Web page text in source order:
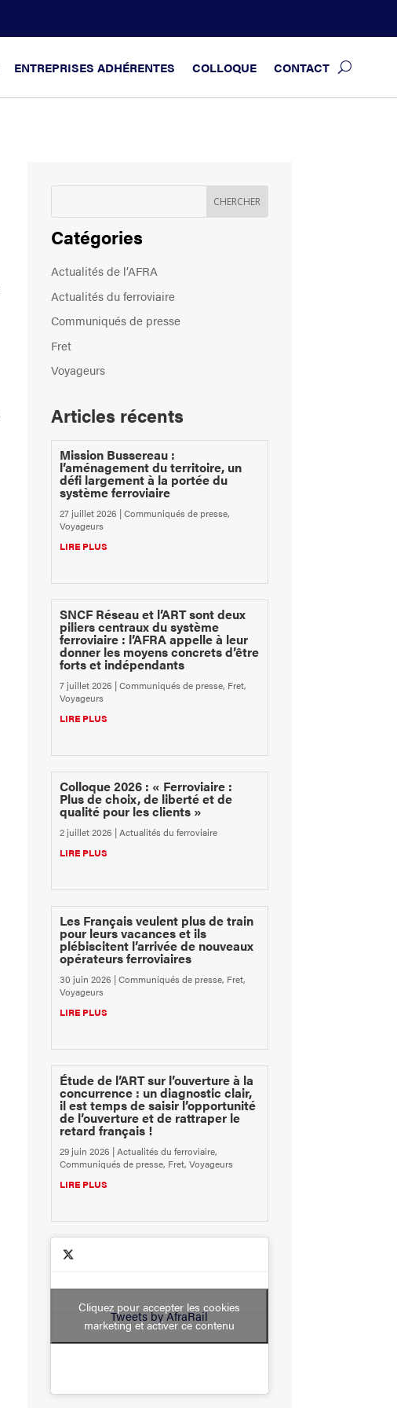
ENTREPRISES ADHÉRENTES COLLOQUE CONTACT
Catégories
Actualités de l’AFRA
Actualités du ferroviaire
Communiqués de presse
Fret
Voyageurs
Articles récents
Mission Bussereau :
l’aménagement du territoire, un
défi largement à la portée du
système ferroviaire
27 juillet 2026 |Communiqués de presse,
Voyageurs
LIRE PLUS
SNCF Réseau et l’ART sont deux
piliers centraux du système
ferroviaire : l’AFRA appelle à leur
donner les moyens concrets d’être
forts et indépendants
7 juillet 2026 |Communiqués de presse, Fret,
Voyageurs
LIRE PLUS
Colloque 2026 : « Ferroviaire :
Plus de choix, de liberté et de
qualité pour les clients »
2 juillet 2026 |Actualités du ferroviaire
LIRE PLUS
Les Français veulent plus de train
pour leurs vacances et ils
plébiscitent l’arrivée de nouveaux
opérateurs ferroviaires
30 juin 2026 |Communiqués de presse, Fret,
Voyageurs
LIRE PLUS
Étude de l’ART sur l’ouverture à la
concurrence : un diagnostic clair,
il est temps de saisir l’opportunité
de l’ouverture et de rattraper le
retard français !
29 juin 2026 |Actualités du ferroviaire,
Communiqués de presse, Fret, Voyageurs
LIRE PLUS
Tweets by AfraRail
Cliquez pour accepter les cookies
marketing et activer ce contenu